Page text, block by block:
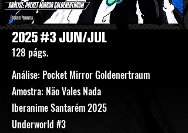
2025 #3 JUN/JUL
128 págs.
Análise: Pocket Mirror Goldenertraum
Amostra: Não Vales Nada
Iberanime Santarém 2025
Underworld #3